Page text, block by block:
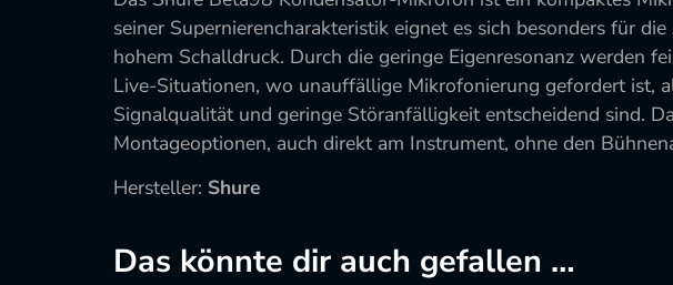
seiner Supernierencharakteristik eignet es sich besonders für
hohem Schalldruck. Durch die geringe Eigenresonanz werden
Live-Situationen, wo unauffällige Mikrofonierung gefordert ist,
Signalqualität und geringe Störanfälligkeit entscheidend sind.
Montageoptionen, auch direkt am Instrument, ohne den
Hersteller: Shure
Das könnte dir auch gefallen …